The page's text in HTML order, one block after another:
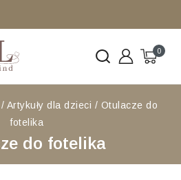
0
/ Artykuły dla dzieci / Otulacze do
fotelika
do fotelika